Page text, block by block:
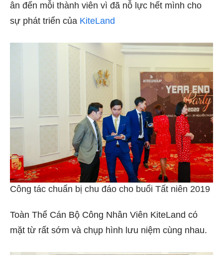
ân đến mỗi thành viên vì đã nỗ lực hết mình cho
sự phát triển của KiteLand
Công tác chuẩn bị chu đáo cho buổi Tất niên 2019
Toàn Thể Cán Bộ Công Nhân Viên KiteLand có
mặt từ rất sớm và chụp hình lưu niệm cùng nhau.